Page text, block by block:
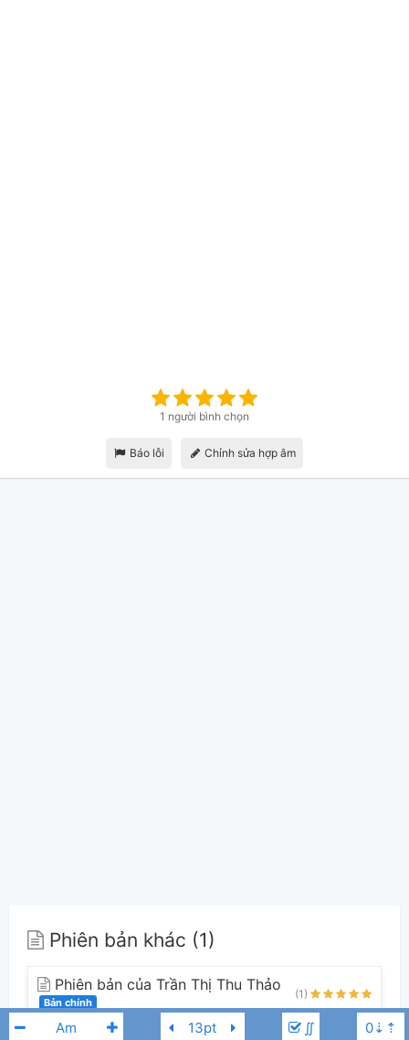
∬
1 người bình chọn
Báo lỗi Chỉnh sửa hợp âm
Phiên bản khác (1)
Phiên bản của Trần Thị Thu Thảo
Bản chính
(1)
Trần Thị Thu Thảo